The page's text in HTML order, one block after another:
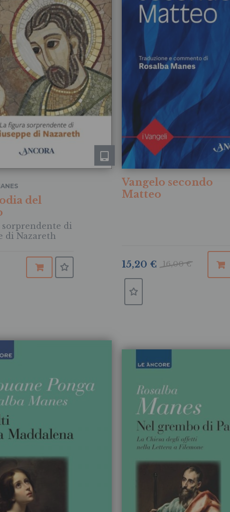
del
sorprendente di
di Nazareth
Vangelo secondo
Matteo
16,00 €
15,20 €